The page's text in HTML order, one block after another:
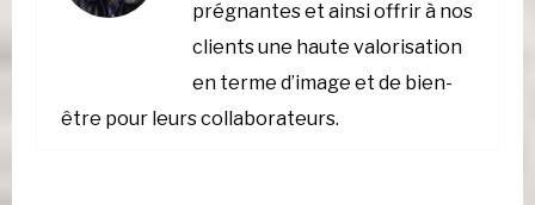
prégnantes et ainsi offrir à nos
clients une haute valorisation
en terme d’image et de bien-
être pour leurs collaborateurs.